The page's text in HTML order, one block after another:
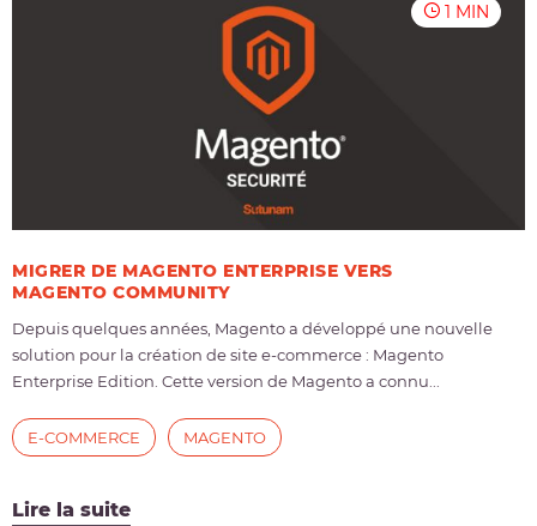
1 MIN
MIGRER DE MAGENTO ENTERPRISE VERS
MAGENTO COMMUNITY
Depuis quelques années, Magento a développé une nouvelle
solution pour la création de site e-commerce : Magento
Enterprise Edition. Cette version de Magento a connu...
Lire la suite
E-COMMERCE MAGENTO